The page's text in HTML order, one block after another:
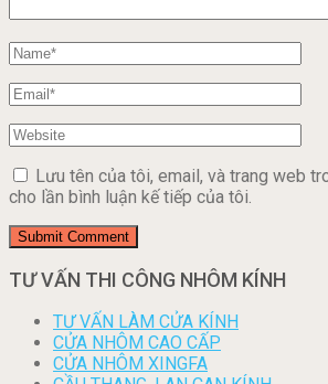
Lưu tên của tôi, email, và trang web
cho lần bình luận kế tiếp của tôi.
TƯ VẤN THI CÔNG NHÔM KÍNH
TƯ VẤN LÀM CỬA KÍNH
CỬA NHÔM CAO CẤP
CỬA NHÔM XINGFA